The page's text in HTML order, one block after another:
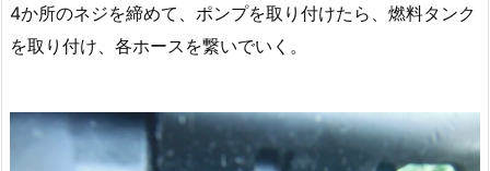
4か所のネジを締めて、ポンプを取り付けたら、燃料タンク
を取り付け、各ホースを繋いでいく。